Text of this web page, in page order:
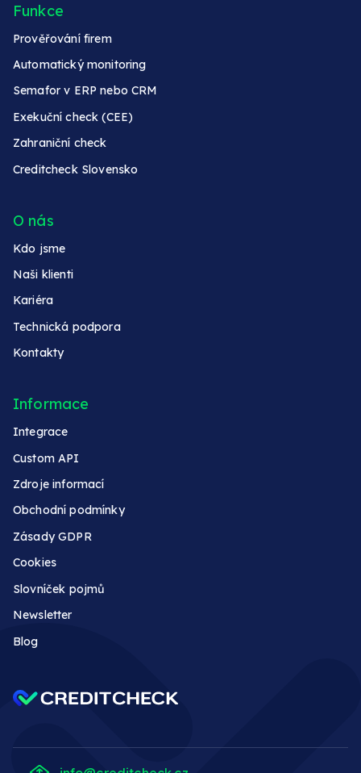
Funkce
Prověřování firem
Automatický monitoring
Semafor v ERP nebo CRM
Exekuční check (CEE)
Zahraniční check
Creditcheck Slovensko
O nás
Kdo jsme
Naši klienti
Kariéra
Technická podpora
Kontakty
Informace
Integrace
Custom API
Zdroje informací
Obchodní podmínky
Zásady GDPR
Cookies
Slovníček pojmů
Newsletter
Blog